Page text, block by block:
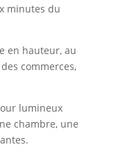
minutes du
en hauteur, au
commerces,
lumineux
chambre, une